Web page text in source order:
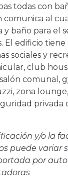
todas con
comunica al
y baño para el
El edificio tiene
sociales y
club
comunal,
zona
privada
y/o la
puede variar
por